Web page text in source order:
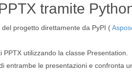
tramite
del progetto direttamente da PyPI (
utilizzando la classe Presentation.
entrambe le presentazioni e confronta